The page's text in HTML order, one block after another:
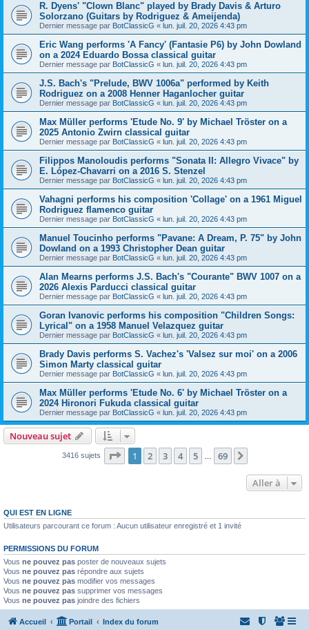
R. Dyens' "Clown Blanc" played by Brady Davis & Arturo
Solorzano (Guitars by Rodriguez & Ameijenda)
Dernier message par BotClassicG « lun. juil. 20, 2026 4:43 pm
Eric Wang performs 'A Fancy' (Fantasie P6) by John Dowland
on a 2024 Eduardo Bossa classical guitar
Dernier message par BotClassicG « lun. juil. 20, 2026 4:43 pm
J.S. Bach's "Prelude, BWV 1006a" performed by Keith
Rodriguez on a 2008 Henner Haganlocher guitar
Dernier message par BotClassicG « lun. juil. 20, 2026 4:43 pm
Max Müller performs 'Etude No. 9' by Michael Tröster on a
2025 Antonio Zwirn classical guitar
Dernier message par BotClassicG « lun. juil. 20, 2026 4:43 pm
Filippos Manoloudis performs "Sonata II: Allegro Vivace" by
E. López-Chavarri on a 2016 S. Stenzel
Dernier message par BotClassicG « lun. juil. 20, 2026 4:43 pm
Vahagni performs his composition 'Collage' on a 1961 Miguel
Rodriguez flamenco guitar
Dernier message par BotClassicG « lun. juil. 20, 2026 4:43 pm
Manuel Toucinho performs "Pavane: A Dream, P. 75" by John
Dowland on a 1993 Christopher Dean guitar
Dernier message par BotClassicG « lun. juil. 20, 2026 4:43 pm
Alan Mearns performs J.S. Bach's "Courante" BWV 1007 on a
2026 Alexis Parducci classical guitar
Dernier message par BotClassicG « lun. juil. 20, 2026 4:43 pm
Goran Ivanovic performs his composition "Children Songs:
Lyrical" on a 1958 Manuel Velazquez guitar
Dernier message par BotClassicG « lun. juil. 20, 2026 4:43 pm
Brady Davis performs S. Vachez's 'Valsez sur moi' on a 2006
Simon Marty classical guitar
Dernier message par BotClassicG « lun. juil. 20, 2026 4:43 pm
Max Müller performs 'Etude No. 6' by Michael Tröster on a
2024 Hironori Fukuda classical guitar
Dernier message par BotClassicG « lun. juil. 20, 2026 4:43 pm
Nouveau sujet
3416 sujets Page 1sur69
1 2 3 4 5 69
Aller à
QUI EST EN LIGNE
Utilisateurs parcourant ce forum : Aucun utilisateur enregistré et 1 invité
PERMISSIONS DU FORUM
Vous ne pouvez pas poster de nouveaux sujets
Vous ne pouvez pas répondre aux sujets
Vous ne pouvez pas modifier vos messages
Vous ne pouvez pas supprimer vos messages
Vous ne pouvez pas joindre des fichiers
Accueil Portail Index du forum